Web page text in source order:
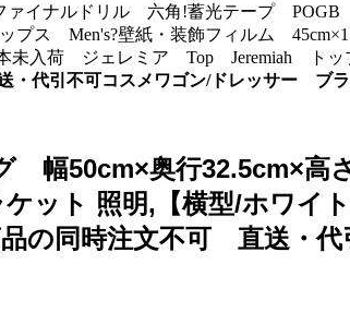
ナルドリル 六角!蓄光テープ POGB
Men's?壁紙・装飾フィルム
未入荷 ジェレミア Top Jeremiah トッ
・代引不可コスメワゴン/ドレッサー ブ
50cm×奥行32.5cm×高
ット 照明,【横型/ホワ
の同時注文不可 直送・